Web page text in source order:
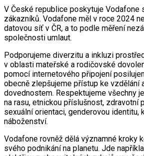
V České republice poskytuje Vodafone
zákazníků. Vodafone měl v roce 2024
datovou síť v ČR, a to podle měření
společnosti umlaut.
Podporujeme diverzitu a inkluzi
v oblasti mateřské a rodičovské
pomocí internetového připojení
obecně zlepšujeme přístup ke vzdělání
dovednostem. Respektujeme všechny
na rasu, etnickou příslušnost, zdravotní
sexuální orientaci, genderovou identitu,
náboženství.
Vodafone rovněž dělá významné kroky
svého podnikání na planetu. Jde